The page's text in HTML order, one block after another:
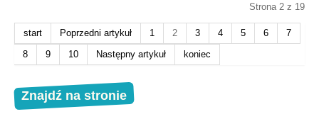
Strona 2 z 19
start Poprzedni artykuł 1 2 3 4 5 6
7
8
9 10 Następny artykuł koniec
Znajdź na stronie